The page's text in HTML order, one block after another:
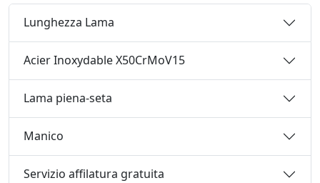
Lunghezza Lama
Acier Inoxydable X50CrMoV15
Lama piena-seta
Manico
Servizio affilatura gratuita